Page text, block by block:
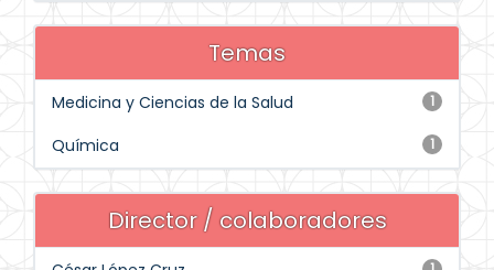
Temas
1
Medicina y Ciencias de la Salud
1
Química
Director / colaboradores